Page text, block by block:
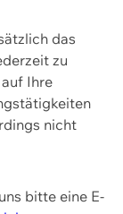
das
zu
Ihre
nicht
bitte eine E-